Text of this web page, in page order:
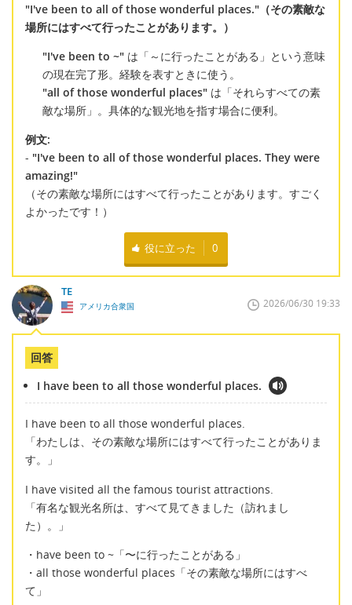
"I've been to all of those wonderful places."（その素敵な
場所にはすべて行ったことがあります。）
"I've been to ~"は「～に行ったことがある」という意味
の現在完了形。経験を表すときに使う。
"all of those wonderful places"は「それらすべての素
敵な場所」。具体的な観光地を指す場合に便利。
例文:
- "I've been to all of those wonderful places. They were
amazing!"
（その素敵な場所にはすべて行ったことがあります。すごく
よかったです！）
役に立った 0
TE
アメリカ合衆国 2026/06/30 19:33
回答
I have been to all those wonderful places.
I have been to all those wonderful places.
「わたしは、その素敵な場所にはすべて行ったことがありま
す。」
I have visited all the famous tourist attractions.
「有名な観光名所は、すべて見てきました（訪れまし
た）。」
・have been to ~「〜に行ったことがある」
・all those wonderful places「その素敵な場所にはすべ
て」